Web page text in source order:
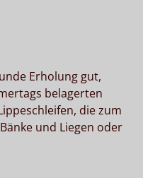
Erholung gut,
belagerten
die zum
und Liegen oder